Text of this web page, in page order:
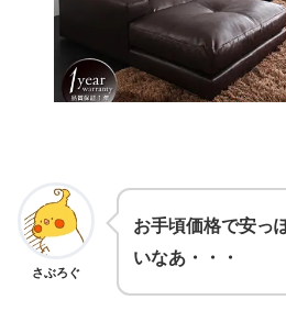
さぶろぐ
お手頃価格で安っ
いなあ・・・